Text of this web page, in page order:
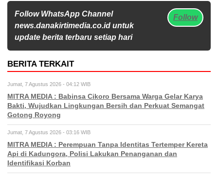
Follow WhatsApp Channel
news.danakirtimedia.co.id untuk
update berita terbaru setiap hari
Follow
BERITA TERKAIT
Jumat, 7 Agustus 2026 - 04:12 WIB
MITRA MEDIA : Babinsa Cikoro Bersama Warga Gelar Karya
Bakti, Wujudkan Lingkungan Bersih dan Perkuat Semangat
Gotong Royong
Jumat, 7 Agustus 2026 - 03:16 WIB
MITRA MEDIA : Perempuan Tanpa Identitas Tertemper Kereta
Api di Kadungora, Polisi Lakukan Penanganan dan
Identifikasi Korban